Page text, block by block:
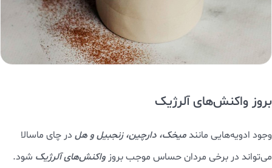
بروز واکنش‌های آلرژیک
وجود ادویه‌هایی مانندمیخک، دارچین، زنجبیل و هل در چای ماسالا
می‌تواند در برخی مردان حساس موجب بروز واکنش‌های آلرژیک شود.